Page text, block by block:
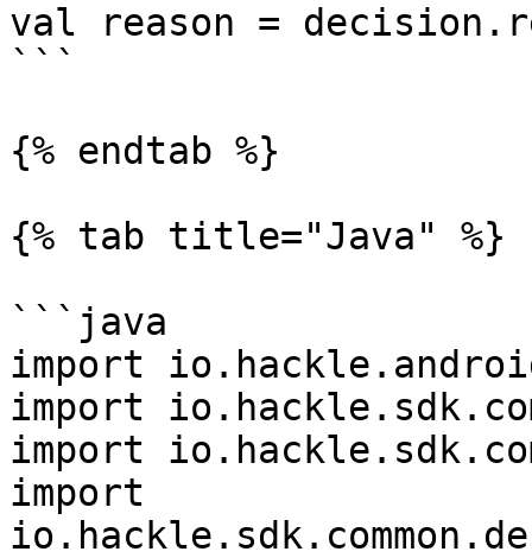
val reason =
```
{% endtab %}
{% tab title="Java" %}
```java
import
import
import
import